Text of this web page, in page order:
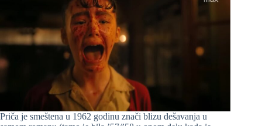
Priča je smeštena u 1962 godinu znači blizu dešavanja u